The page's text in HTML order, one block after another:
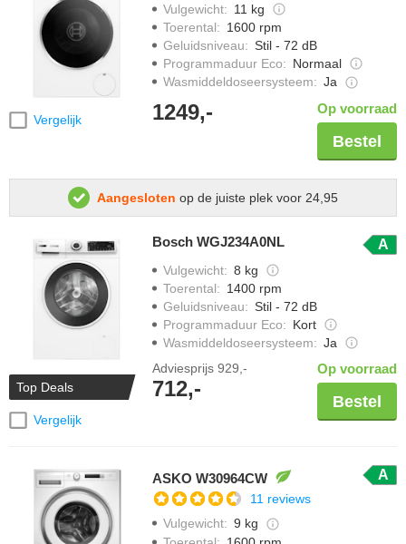
Vergelijk
Vulgewicht: 11 kg
Toerental: 1600 rpm
Geluidsniveau: Stil - 72 dB
Programmaduur Eco: Normaal
Wasmiddeldoseersysteem: Ja
1249,- Op voorraad
Bestel
Aangesloten op de juiste plek voor 24,95
Top Deals
Vergelijk
Bosch WGJ234A0NL A
Vulgewicht: 8 kg
Toerental: 1400 rpm
Geluidsniveau: Stil - 72 dB
Programmaduur Eco: Kort
Wasmiddeldoseersysteem: Ja
Adviesprijs 929,-
712,-
Op voorraad
Bestel
ASKO W30964CW A
11 reviews
Vulgewicht: 9 kg